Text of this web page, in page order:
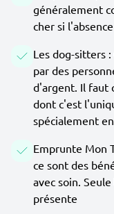
généralement
cher si
Les dog-sitters
par des
d'argent. Il faut
dont c'est
spécialement
Emprunte Mon
ce sont des
avec soin.
présente